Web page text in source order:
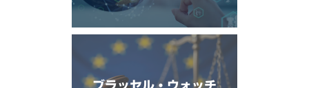
ブラッセル・ウォッチ